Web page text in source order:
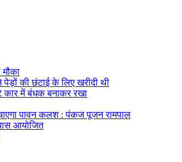
की छंटाई के लिए खरीदी थी
कार में बंधक बनाकर रखा
पावन कलश : पंकज पूजन रामपाल
आयोजित